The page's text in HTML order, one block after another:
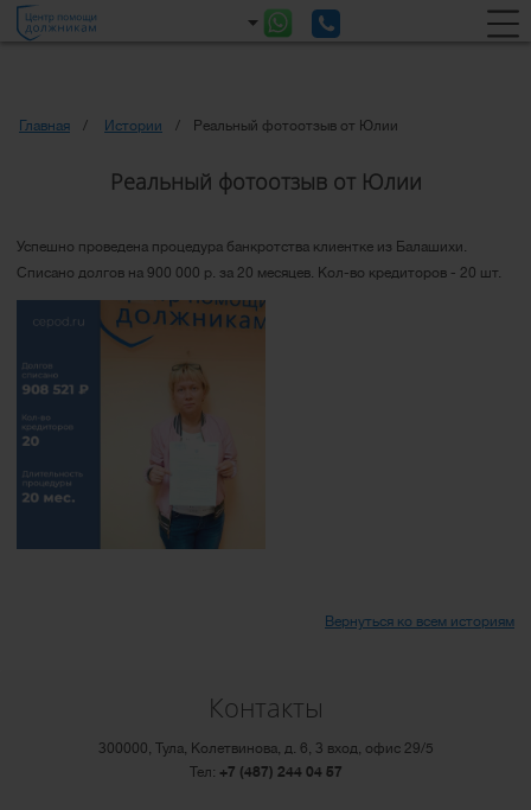
Главная Истории Реальный фотоотзыв от Юлии
Реальный фотоотзыв от Юлии
Успешно проведена процедура банкротства клиентке из Балашихи.
Списано долгов на 900 000 р. за 20 месяцев. Кол-во кредиторов - 20 шт.
Вернуться ко всем историям
Контакты
300000, Тула, Колетвинова, д. 6, 3 вход, офис 29/5
Тел: +7 (487) 244 04 57